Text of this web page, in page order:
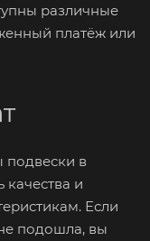
различные
платёж или
подвески в
и
Если
подошла, вы